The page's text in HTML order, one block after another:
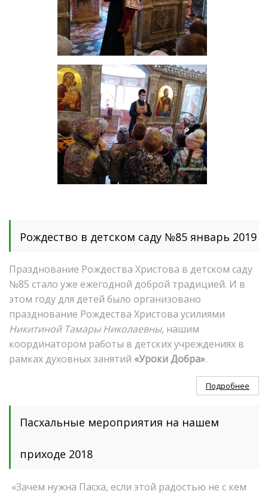
Рождество в детском саду №85 январь 2019
Празднование Рождества Христова в детском саду
№85 стало уже ежегодной доброй традицией. И в
этом году для детей было организовано
празднование Рождества Христова усилиями
Никитиной Тамары Николаевны, нашим
координатором работы в детских учреждениях в
рамках духовных занятий «Уроки Добра».
Подробнее
Пасхальные мероприятия на нашем
приходе 2018
«Зачем нужна Пасха, если этой радостью не с кем